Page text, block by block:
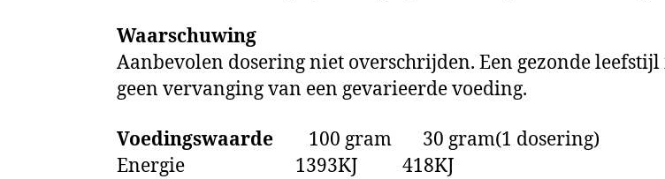
Waarschuwing
Aanbevolen dosering niet overschrijden. Een gezonde
geen vervanging van een gevarieerde voeding.
Voedingswaarde 100 gram 30 gram(1 dosering)
Energie 1393KJ 418KJ